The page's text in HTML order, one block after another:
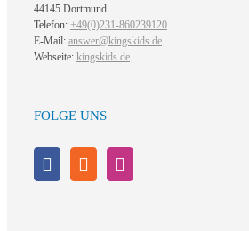
44145 Dortmund
Telefon: +49(0)231-860239120
E-Mail: answer@kingskids.de
Webseite: kingskids.de
FOLGE UNS